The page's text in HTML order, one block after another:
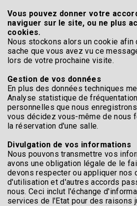
Vous pouvez donner votre
naviguer sur le site, ou ne plus
cookies.
Nous stockons alors un cookie afin
sache que vous avez vu ce
lors de votre prochaine visite.
Gestion de vos données
En plus des données techniques
Analyse statistique de
personnelles que nous
vous décidez vous-même de nous
la réservation d'une salle.
Divulgation de vos informations
Nous pouvons transmettre vos
avons une obligation légale de le
devons respecter ou appliquer nos
d'utilisation et d'autres accords
nous. Ceci inclut l'échange
services de l'Etat pour des raisons